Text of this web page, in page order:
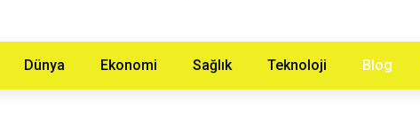
Dünya Ekonomi Sağlık Teknoloji Blog